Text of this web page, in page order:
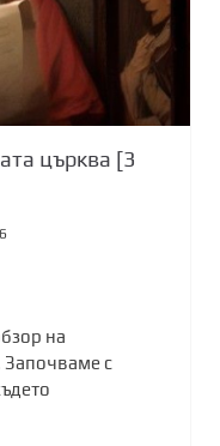
църква [3
на
Започваме с